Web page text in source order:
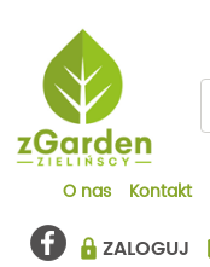
O nas Kontakt
ZALOGUJ